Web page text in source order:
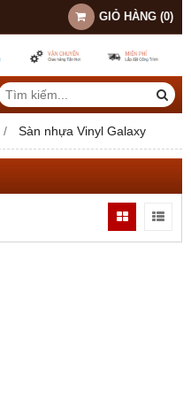
GIỎ HÀNG (0)
Sàn nhựa Vinyl Galaxy